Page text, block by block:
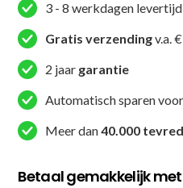
Green
-
Wit
aantal
3 - 8 werkdagen levertijd
Gratis verzendingv.a.
2 jaar garantie
Automatisch sparen voor
Meer dan40.000
Betaal gemakkelijk met